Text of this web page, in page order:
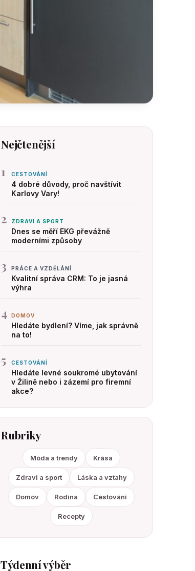
Nejčtenější
1 CESTOVÁNÍ
4 dobré důvody, proč navštívit
Karlovy Vary!
2 ZDRAVI A SPORT
Dnes se měří EKG převážně
moderními způsoby
3 PRÁCE A VZDĚLÁNÍ
Kvalitní správa CRM: To je jasná
výhra
4 DOMOV
Hledáte bydlení? Víme, jak správně
na to!
5 CESTOVÁNÍ
Hledáte levné soukromé ubytování
v Žilině nebo i zázemí pro firemní
akce?
Rubriky
Móda a trendy Krása
Zdravi a sport Láska a vztahy
Domov Rodina Cestování
Recepty
Týdenní výběr